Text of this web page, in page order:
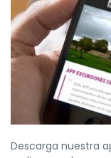
Descarga nuestra